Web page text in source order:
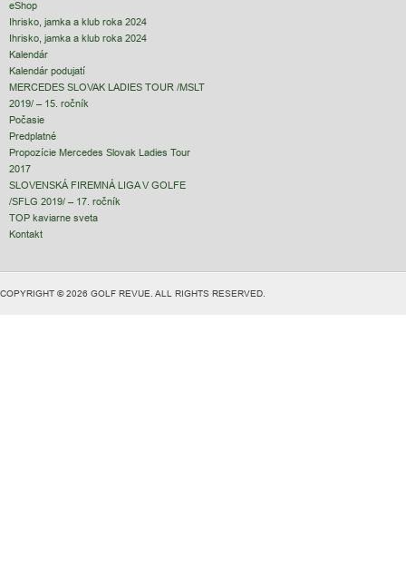
eShop
Ihrisko, jamka a klub roka 2024
Ihrisko, jamka a klub roka 2024
Kalendár
Kalendár podujatí
MERCEDES SLOVAK LADIES TOUR /MSLT
2019/ – 15. ročník
Počasie
Predplatné
Propozície Mercedes Slovak Ladies Tour
2017
SLOVENSKÁ FIREMNÁ LIGA V GOLFE
/SFLG 2019/ – 17. ročník
TOP kaviarne sveta
Kontakt
COPYRIGHT © 2026 GOLF REVUE. ALL RIGHTS RESERVED.